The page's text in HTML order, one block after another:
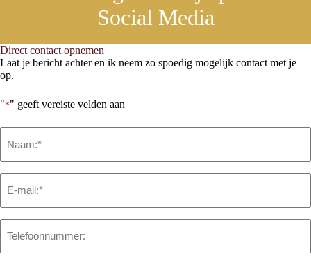
Social Media
Direct contact opnemen
Laat je bericht achter en ik neem zo spoedig mogelijk contact met je
op.
"*" geeft vereiste velden aan